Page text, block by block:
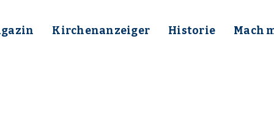
Kirchenanzeiger Historie Mach